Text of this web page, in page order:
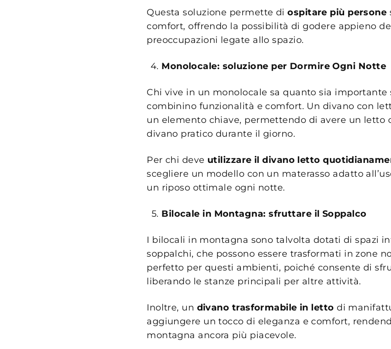
Questa soluzione permette diospitare più persone
comfort, offrendo la possibilità di godere appieno
preoccupazioni legate allo spazio.
Monolocale: soluzione per Dormire Ogni Notte
Chi vive in un monolocale sa quanto sia importante
combinino funzionalità e comfort. Un divano con
un elemento chiave, permettendo di avere un letto
divano pratico durante il giorno.
Per chi deve utilizzare il divano letto
scegliere un modello con un materasso adatto
un riposo ottimale ogni notte.
Bilocale in Montagna: sfruttare il Soppalco
I bilocali in montagna sono talvolta dotati di spazi
soppalchi, che possono essere trasformati in zone
perfetto per questi ambienti, poiché consente di
liberando le stanze principali per altre attività.
Inoltre, un divano trasformabile in letto di
aggiungere un tocco di eleganza e comfort,
montagna ancora più piacevole.